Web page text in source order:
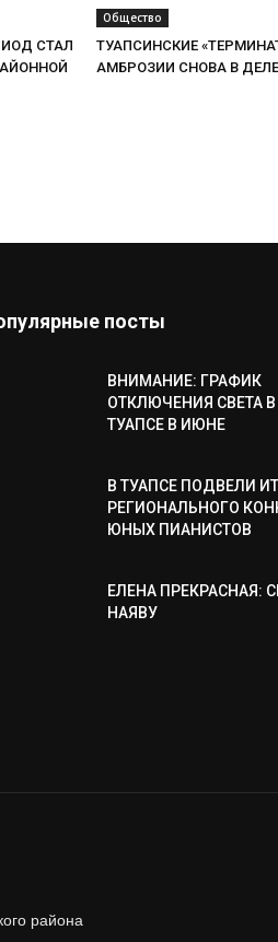
СТАЛ
Общество
ТУАПСИНСКИЕ
АМБРОЗИИ СНОВА В ДЕЛЕ
посты
ВНИМАНИЕ: ГРАФИК
ОТКЛЮЧЕНИЯ СВЕТА В
ТУАПСЕ В ИЮНЕ
В ТУАПСЕ ПОДВЕЛИ
РЕГИОНАЛЬНОГО
ЮНЫХ ПИАНИСТОВ
ЕЛЕНА ПРЕКРАСНАЯ:
НАЯВУ
района